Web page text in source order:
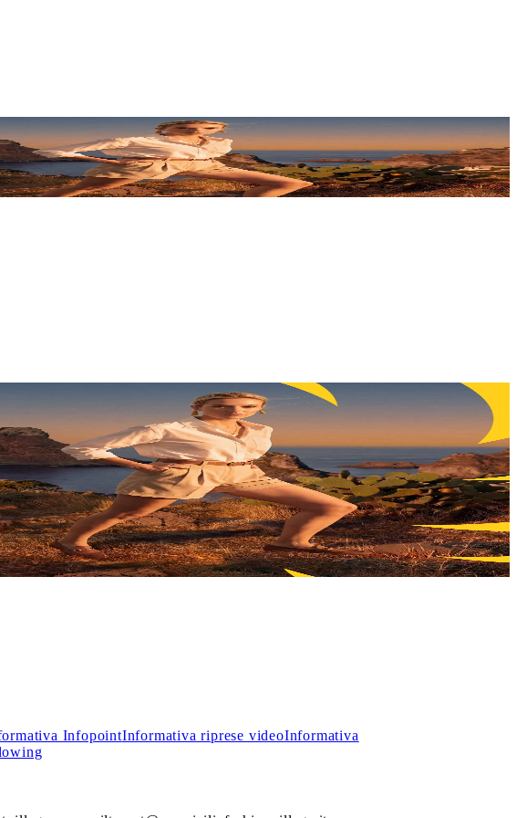
e internazionali, troverai incredibili sconti sui prezzi outlet.
InfopointInformativa riprese videoInformativa